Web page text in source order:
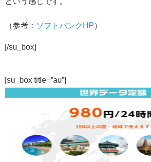
（参考： ソフトバンクHP）
[/su_box]
[su_box title=”au”]